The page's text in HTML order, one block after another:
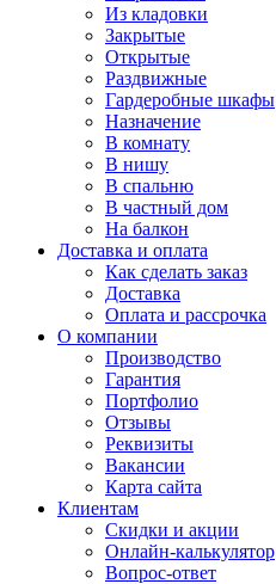
Из кладовки
Закрытые
Открытые
Раздвижные
Гардеробные шкафы
Назначение
В комнату
В нишу
В спальню
В частный дом
На балкон
Доставка и оплата
Как сделать заказ
Доставка
Оплата и рассрочка
О компании
Производство
Гарантия
Портфолио
Отзывы
Реквизиты
Вакансии
Карта сайта
Клиентам
Скидки и акции
Онлайн-калькулятор
Вопрос-ответ